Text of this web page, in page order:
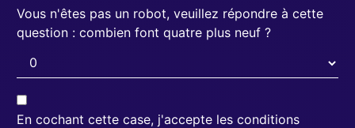
Vous n'êtes pas un robot, veuillez répondre à cette
question : combien font quatre plus neuf ?
En cochant cette case, j'accepte les conditions